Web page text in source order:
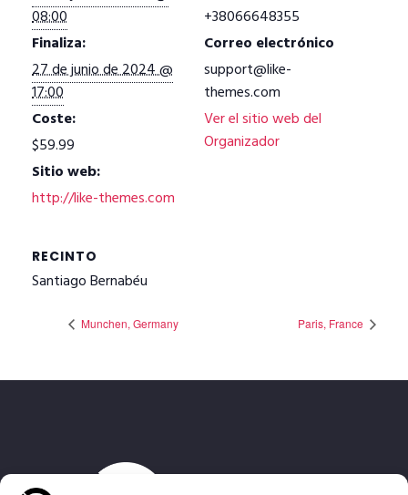
08:00
Finaliza:
27 de junio de 2024 @
17:00
Coste:
$59.99
Sitio web:
http://like-themes.com
+38066648355
Correo electrónico
support@like-
themes.com
Ver el sitio web del
Organizador
RECINTO
Santiago Bernabéu
Munchen, Germany Paris, France